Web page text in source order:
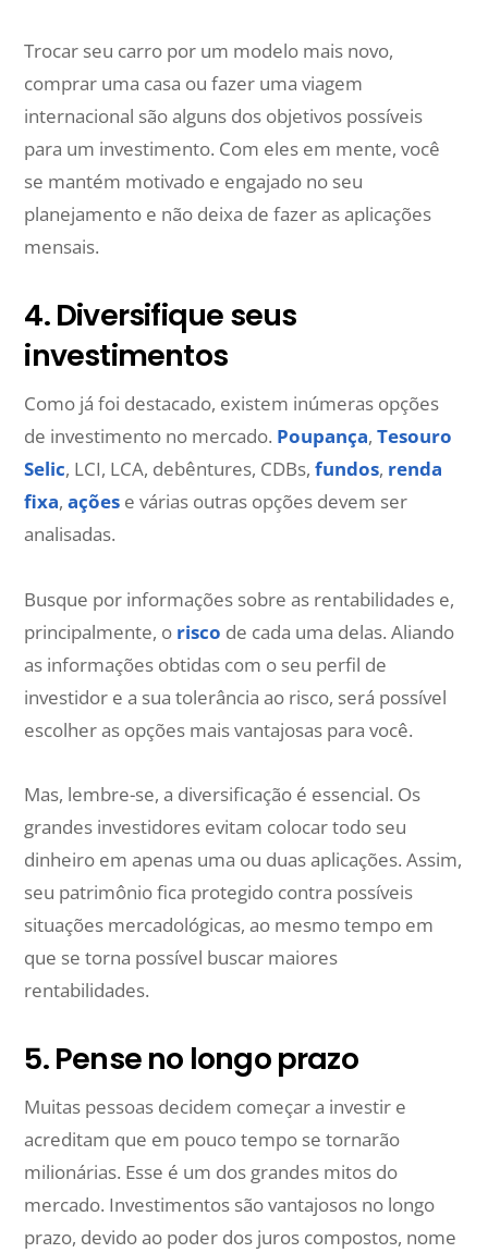
Trocar seu carro por um modelo mais novo,
comprar uma casa ou fazer uma viagem
internacional são alguns dos objetivos possíveis
para um investimento. Com eles em mente, você
se mantém motivado e engajado no seu
planejamento e não deixa de fazer as aplicações
mensais.
4. Diversifique seus
investimentos
Como já foi destacado, existem inúmeras opções
de investimento no mercado. Poupança,Tesouro
Selic, LCI, LCA, debêntures, CDBs,fundos, renda
fixa,ações e várias outras opções devem ser
analisadas.
Busque por informações sobre as rentabilidades e,
principalmente, o risco de cada uma delas. Aliando
as informações obtidas com o seu perfil de
investidor e a sua tolerância ao risco, será possível
escolher as opções mais vantajosas para você.
Mas, lembre-se, a diversificação é essencial. Os
grandes investidores evitam colocar todo seu
dinheiro em apenas uma ou duas aplicações. Assim,
seu patrimônio fica protegido contra possíveis
situações mercadológicas, ao mesmo tempo em
que se torna possível buscar maiores
rentabilidades.
5. Pense no longo prazo
Muitas pessoas decidem começar a investir e
acreditam que em pouco tempo se tornarão
milionárias. Esse é um dos grandes mitos do
mercado. Investimentos são vantajosos no longo
prazo, devido ao poder dos juros compostos, nome